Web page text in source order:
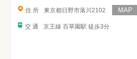
住 所 東京都日野市落川2102
交 通 京王線 百草園駅 徒歩3分